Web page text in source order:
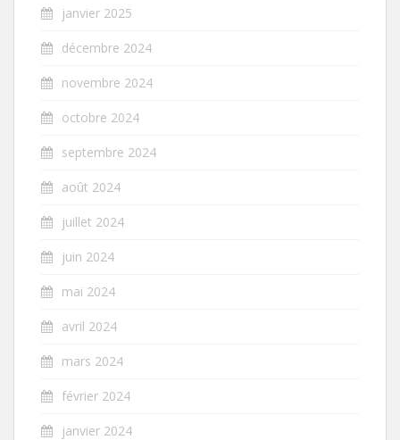
janvier 2025
décembre 2024
novembre 2024
octobre 2024
septembre 2024
août 2024
juillet 2024
juin 2024
mai 2024
avril 2024
mars 2024
février 2024
janvier 2024